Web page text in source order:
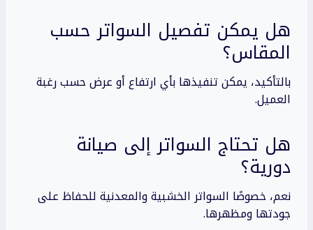
هل يمكن تفصيل السواتر حسب
المقاس؟
بالتأكيد، يمكن تنفيذها بأي ارتفاع أو عرض حسب رغبة
العميل.
هل تحتاج السواتر إلى صيانة
دورية؟
نعم، خصوصًا السواتر الخشبية والمعدنية للحفاظ على
جودتها ومظهرها.